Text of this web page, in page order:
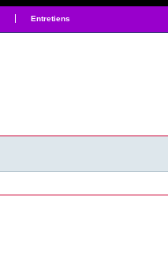
Entretiens